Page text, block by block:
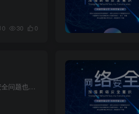
0 30 0
随着互联网上的数据量日益增加，网络安全问题也变得日益严峻。区块链技术作为一种革命性的创新，提供了一系列解决方案来增强网络安全保护。本文将探讨区块链技术与网络安全的结合，以及如何利用...